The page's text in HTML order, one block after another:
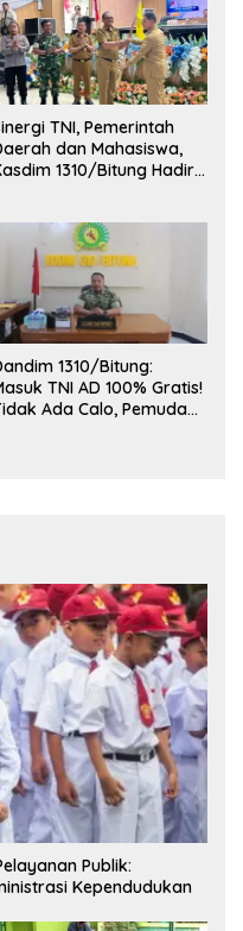
TNI, Pemerintah
dan Mahasiswa,
1310/Bitung Hadiri
Bitung
1310/Bitung:
TNI AD 100% Gratis!
Ada Calo, Pemuda
Publik:
Kependudukan